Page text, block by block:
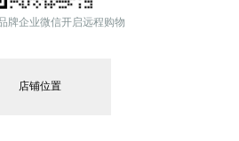
牌企业微信开启远程购物
店铺位置